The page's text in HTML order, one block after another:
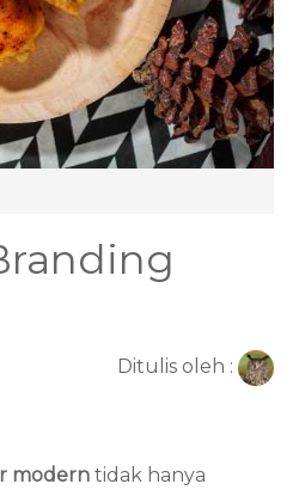
Ditulis oleh :
modern tidak hanya